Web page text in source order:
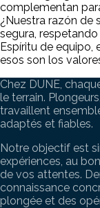
complementan
¿Nuestra razón de
segura,
Espíritu de equipo,
esos son los
Chez DUNE,
le terrain.
travaillent
adaptés et fiables.
Notre objectif est
expériences, au
de vos attentes.
connaissance
plongée et des